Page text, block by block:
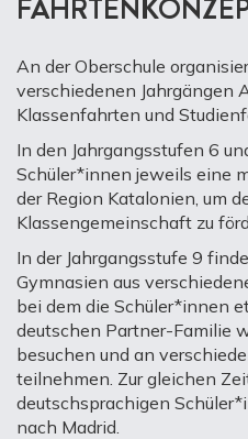
An der Oberschule
verschiedenen Jahrgängen
Klassenfahrten und
In den Jahrgangsstufen 6
Schüler*innen jeweils eine
der Region Katalonien, um
Klassengemeinschaft zu
In der Jahrgangsstufe 9
Gymnasien aus
bei dem die Schüler*innen
deutschen Partner-Familie
besuchen und an
teilnehmen. Zur gleichen
deutschsprachigen
nach Madrid.